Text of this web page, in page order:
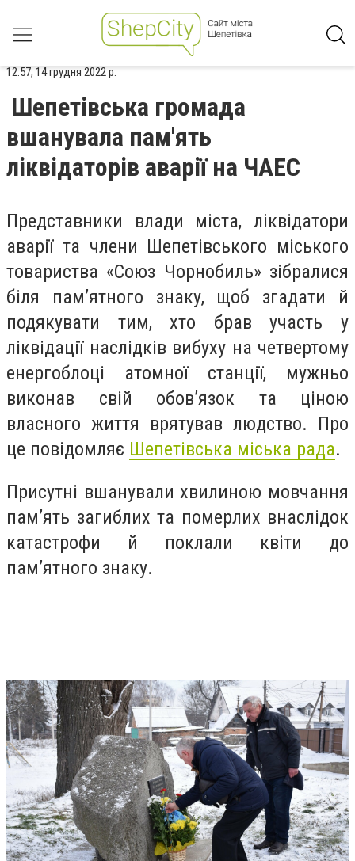
12:57, 14 грудня 2022 р.
Шепетівська громада
вшанувала пам'ять
ліквідаторів аварії на ЧАЕС
Представники влади міста, ліквідатори
аварії та члени Шепетівського міського
товариства «Союз Чорнобиль» зібралися
біля пам’ятного знаку, щоб згадати й
подякувати тим, хто брав участь у
ліквідації наслідків вибуху на четвертому
енергоблоці атомної станції, мужньо
виконав свій обов’язок та ціною
власного життя врятував людство. Про
це повідомляє Шепетівська міська рада.
Присутні вшанували хвилиною мовчання
пам’ять загиблих та померлих внаслідок
катастрофи й поклали квіти до
пам’ятного знаку.